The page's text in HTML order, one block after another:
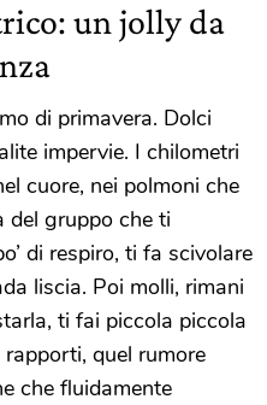
un jolly da
di primavera. Dolci
impervie. I chilometri
cuore, nei polmoni che
del gruppo che ti
di respiro, ti fa scivolare
liscia. Poi molli, rimani
ti fai piccola piccola
quel rumore
che fluidamente